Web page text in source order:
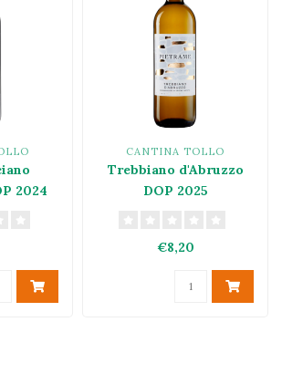
2024
CANTINA TOLLO
Trebbiano d'Abruzzo
DOP 2025
€8,20